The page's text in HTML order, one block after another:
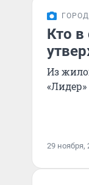
ГОРОД
Кто в
Из
29 ноября,